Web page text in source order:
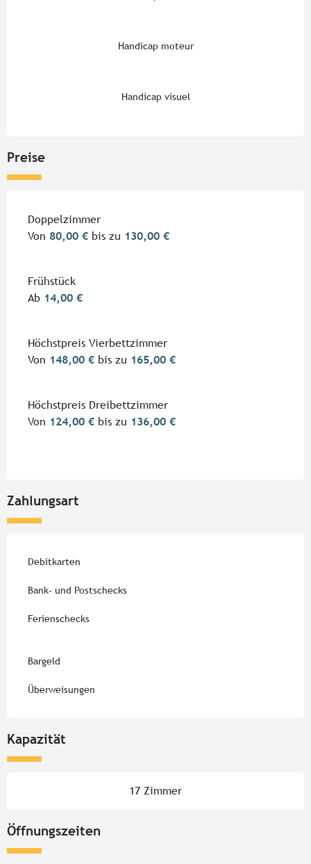
Handicap moteur
Handicap visuel
Preise
Preise 2026
Doppelzimmer
Von 80,00 € bis zu 130,00 €
Frühstück
Ab 14,00 €
Höchstpreis Vierbettzimmer
Von 148,00 € bis zu 165,00 €
Höchstpreis Dreibettzimmer
Von 124,00 € bis zu 136,00 €
Zahlungsart
Debitkarten
Bank- und Postschecks
Ferienschecks
Bargeld
Überweisungen
Kapazität
17 Zimmer
Öffnungszeiten